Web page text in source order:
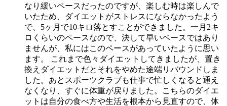
なり緩いペースだったのですが、楽しむ時は楽しんで
いたため、ダイエットがストレスにならなかったよう
で、5ヶ月で10キロ落とすことができました。一月2キ
ロくらいのペースなので、決して早いペースではあり
ませんが、私にはこのペースがあっていたように思い
ます。 これまで色々ダイエットしてきましたが、置き
換えダイエットだとそれをやめた途端リバウンドしま
した。あとスポーツクラブも仕事で忙しくなると通え
なくなり、すぐに体重が戻りました。こちらのダイエ
ットは自分の食べ方や生活を根本から見直すので、体